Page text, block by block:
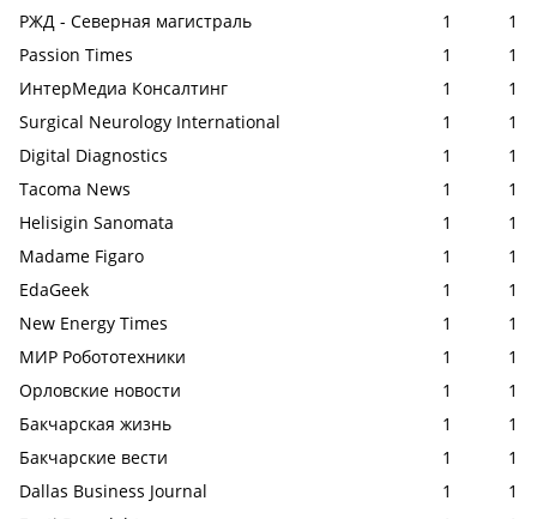
РЖД - Северная магистраль
1
1
Passion Times
1
1
ИнтерМедиа Консалтинг
1
1
Surgical Neurology International
1
1
Digital Diagnostics
1
1
Tacoma News
1
1
Helisigin Sanomata
1
1
Madame Figaro
1
1
EdaGeek
1
1
New Energy Times
1
1
МИР Робототехники
1
1
Орловские новости
1
1
Бакчарская жизнь
1
1
Бакчарские вести
1
1
Dallas Business Journal
1
1